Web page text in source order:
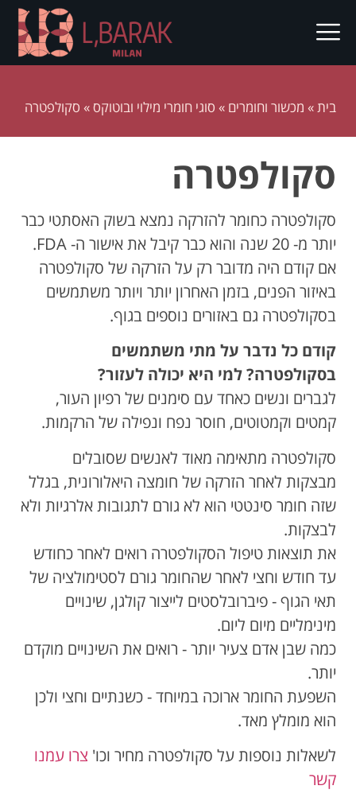
בית» מכשור וחומרים » סוגי חומרי מילוי ובוטוקס» סקולפטרה
סקולפטרה
סקולפטרה כחומר להזרקה נמצא בשוק האסתטי כבר
יותר מ- 20 שנה והוא כבר קיבל את אישור ה- FDA.
אם קודם היה מדובר רק על הזרקה של סקולפטרה
באיזור הפנים, בזמן האחרון יותר ויותר משתמשים
בסקולפטרה גם באזורים נוספים בגוף.
קודם כל נדבר על מתי משתמשים
בסקולפטרה? למי היא יכולה לעזור?
לגברים ונשים כאחד עם סימנים של רפיון העור,
קמטים וקמטוטים, חוסר נפח ונפילה של הרקמות.
סקולפטרה מתאימה מאוד לאנשים שסובלים
מבצקות לאחר הזרקה של חומצה היאלורונית, בגלל
שזה חומר סינטטי הוא לא גורם לתגובות אלרגיות ולא
לבצקות.
את תוצאות טיפול הסקולפטרה רואים לאחר כחודש
עד חודש וחצי לאחר שהחומר גורם לסטימולציה של
תאי הגוף - פיברובלסטים לייצור קולגן, שינויים
מינימליים מיום ליום.
כמה שבן אדם צעיר יותר - רואים את השינויים מוקדם
יותר.
השפעת החומר ארוכה במיוחד - כשנתיים וחצי ולכן
הוא מומלץ מאד.
לשאלות נוספות על סקולפטרה מחיר וכו' צרו עמנו
קשר